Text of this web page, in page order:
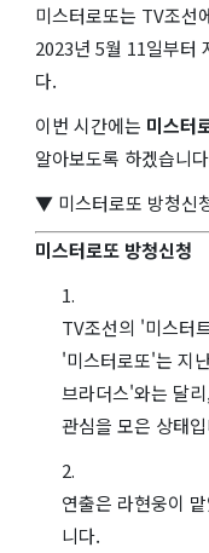
미스터로또는 TV조선
2023년 5월 11일부터
다.
이번 시간에는 미스터
알아보도록 하겠습니
▼ 미스터로또 방청신
미스터로또 방청신청
TV조선의 '미스터
'미스터로또'는 지
브라더스'와는 달
관심을 모은 상태
연출은 라현웅이
니다.